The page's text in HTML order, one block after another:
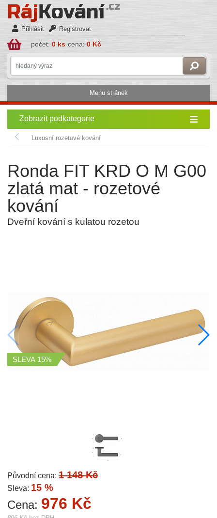
Přihlásit Registrovat
počet: 0 ks cena: 0 Kč
Menu stránek
Zobrazit podkategorie
Luxusní rozetové kování
Ronda FIT KRD O M G00
zlatá mat - rozetové
kování
Dveřní kování s kulatou rozetou
SLEVA 15%
Původní cena: 1 148 Kč
Sleva: 15 %
Cena: 976 Kč